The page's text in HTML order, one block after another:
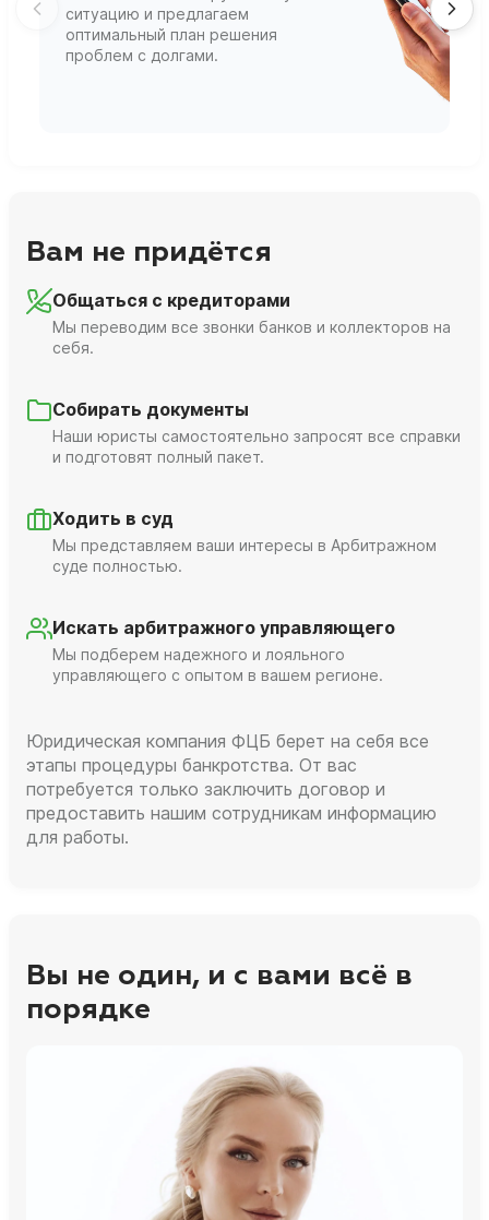
ситуацию и предлагаем
оптимальный план решения
проблем с долгами.
Вам не придётся
Общаться с кредиторами
Мы переводим все звонки банков и коллекторов на
себя.
Собирать документы
Наши юристы самостоятельно запросят все справки
и подготовят полный пакет.
Ходить в суд
Мы представляем ваши интересы в Арбитражном
суде полностью.
Искать арбитражного управляющего
Мы подберем надежного и лояльного
управляющего с опытом в вашем регионе.
Юридическая компания ФЦБ берет на себя все
этапы процедуры банкротства. От вас
потребуется только заключить договор и
предоставить нашим сотрудникам информацию
для работы.
Вы не один, и с вами всё в
порядке